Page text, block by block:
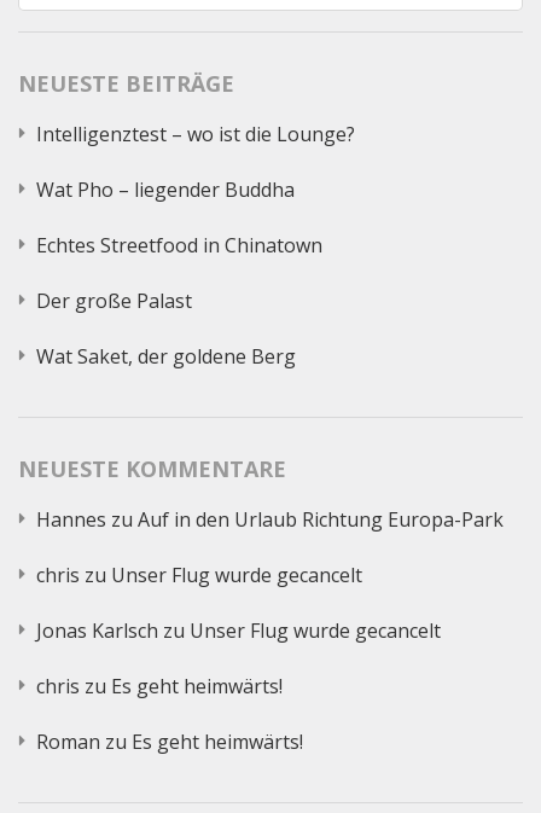
nach:
NEUESTE BEITRÄGE
Intelligenztest – wo ist die Lounge?
Wat Pho – liegender Buddha
Echtes Streetfood in Chinatown
Der große Palast
Wat Saket, der goldene Berg
NEUESTE KOMMENTARE
Hannes zu Auf in den Urlaub Richtung Europa-Park
chris zu Unser Flug wurde gecancelt
Jonas Karlsch zu Unser Flug wurde gecancelt
chris zu Es geht heimwärts!
Roman zu Es geht heimwärts!